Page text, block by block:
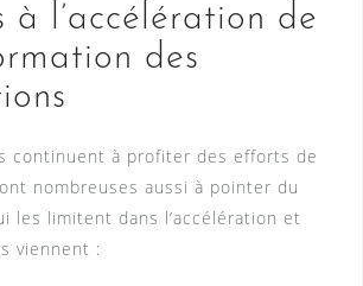
à l’accélération de
des
continuent à profiter des efforts de
nombreuses aussi à pointer du
les limitent dans l’accélération et
viennent :